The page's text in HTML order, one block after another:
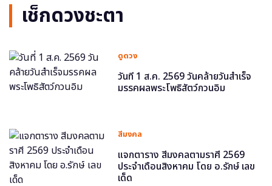
เช็กดวงชะตา
ดูดวง
วันที่ 1 ส.ค. 2569 วันคล้ายวันสำเร็จ
มรรคผลพระโพธิสัตว์กวนอิม
สีมงคล
แจกตาราง สีมงคลตามราศี 2569
ประจำเดือนสิงหาคม โดย อ.รักษ์ เลข
เด็ด